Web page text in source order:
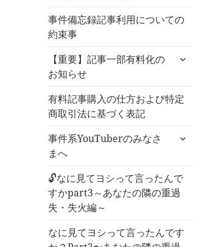
事件備忘録記事利用についての
約束事
【重要】記事一部有料化の
お知らせ
サ
ニ
を
有料記事購入の仕方および特定
商取引法に基づく表記
事件系YouTuberのみなさ
まへ
サ
ニ
ュ
展
🔓なに見てヨシって言ったんで
すかpart3～あなたの隣の重過
失・失火編～
なに見てヨシって言ったんです